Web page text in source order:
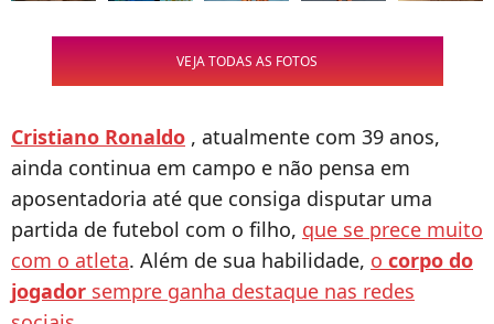
VEJA TODAS AS FOTOS
Cristiano Ronaldo , atualmente com 39 anos,
ainda continua em campo e não pensa em
aposentadoria até que consiga disputar uma
partida de futebol com o filho, que se prece muito
com o atleta. Além de sua habilidade, o corpo do
jogador sempre ganha destaque nas redes